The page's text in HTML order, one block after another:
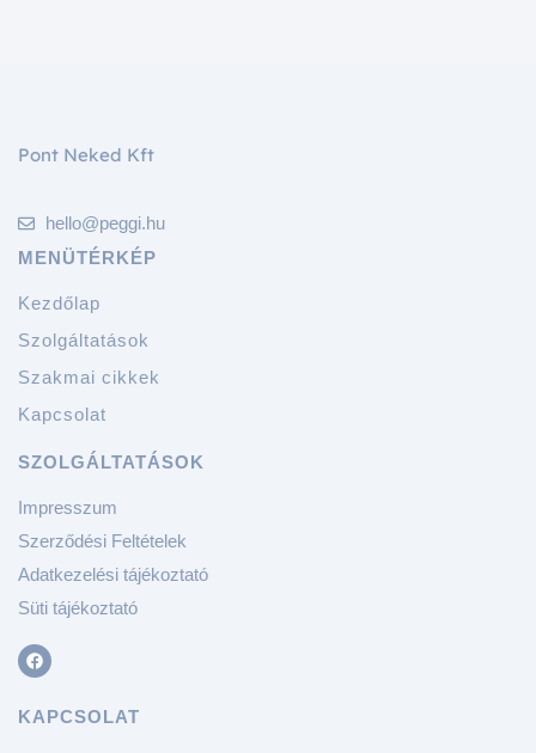
Pont Neked Kft
hello@peggi.hu
MENÜTÉRKÉP
Kezdőlap
Szolgáltatások
Szakmai cikkek
Kapcsolat
SZOLGÁLTATÁSOK
Impresszum
Szerződési Feltételek
Adatkezelési tájékoztató
Süti tájékoztató
KAPCSOLAT